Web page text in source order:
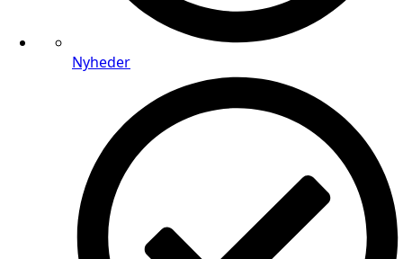
Nyheder